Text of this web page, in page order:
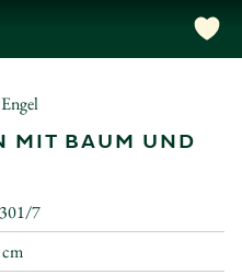
MIT BAUM UND
7